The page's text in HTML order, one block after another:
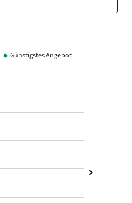
Günstigstes Angebot